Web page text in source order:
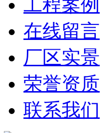
工程案例
在线留言
厂区实景
荣誉资质
联系我们